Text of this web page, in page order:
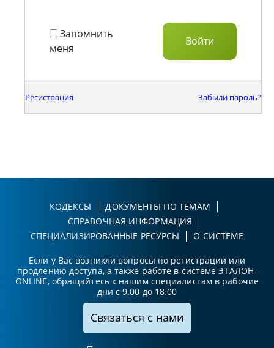
Запомнить
меня
Регистрация Забыли пароль?
КОДЕКСЫ
ДОКУМЕНТЫ ПО ТЕМАМ
СПРАВОЧНАЯ ИНФОРМАЦИЯ
СПЕЦИАЛИЗИРОВАННЫЕ РЕСУРСЫ
О СИСТЕМЕ
Если у Вас возникли вопросы по регистрации или
продлению доступа, а также работе в системе ЭТАЛОН-
ONLINE, обращайтесь к нашим специалистам в рабочие
дни с 9.00 до 18.00
Связаться с нами